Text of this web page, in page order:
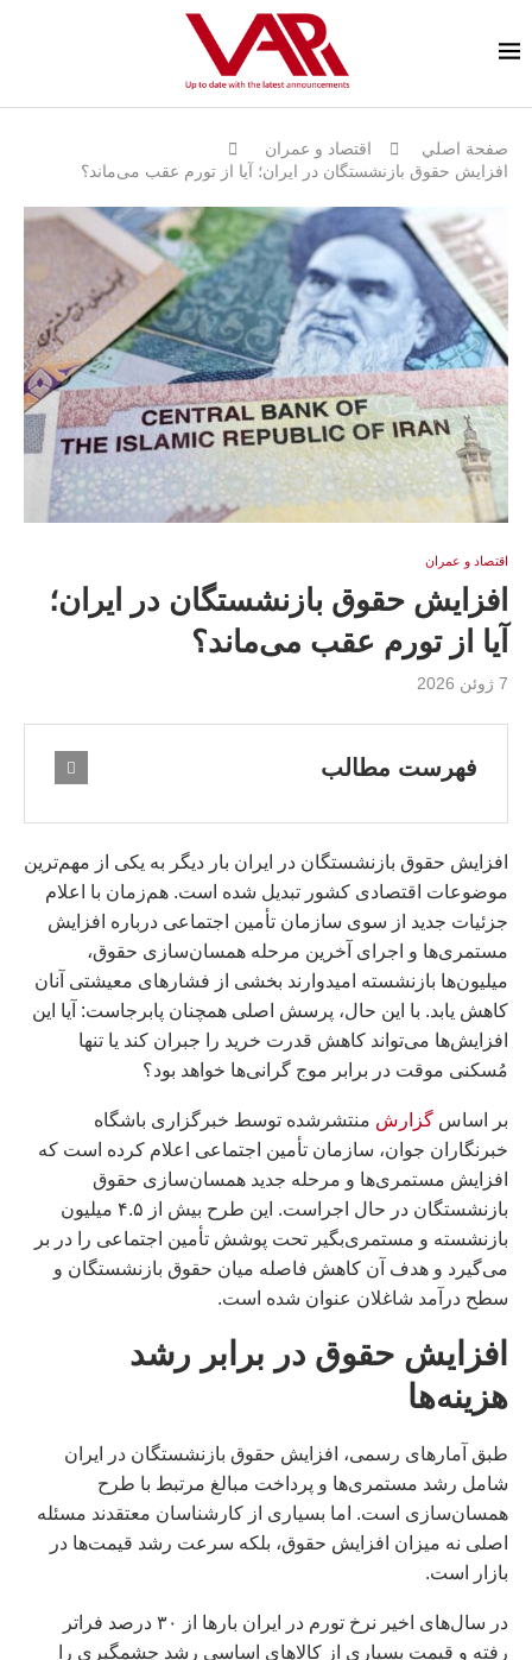
صفحة اصلي
اقتصاد و عمران
افزایش حقوق بازنشستگان در ایران؛ آیا از تورم عقب می‌ماند؟
اقتصاد و عمران
افزایش حقوق بازنشستگان در ایران؛
آیا از تورم عقب می‌ماند؟
7 ژوئن 2026
فهرست مطالب
افزایش حقوق بازنشستگان در ایران بار دیگر به یکی از مهم‌ترین
موضوعات اقتصادی کشور تبدیل شده است. هم‌زمان با اعلام
جزئیات جدید از سوی سازمان تأمین اجتماعی درباره افزایش
مستمری‌ها و اجرای آخرین مرحله همسان‌سازی حقوق،
میلیون‌ها بازنشسته امیدوارند بخشی از فشارهای معیشتی آنان
کاهش یابد. با این حال، پرسش اصلی همچنان پابرجاست: آیا این
افزایش‌ها می‌تواند کاهش قدرت خرید را جبران کند یا تنها
مُسکنی موقت در برابر موج گرانی‌ها خواهد بود؟
بر اساس گزارش منتشرشده توسط خبرگزاری باشگاه
خبرنگاران جوان، سازمان تأمین اجتماعی اعلام کرده است که
افزایش مستمری‌ها و مرحله جدید همسان‌سازی حقوق
بازنشستگان در حال اجراست. این طرح بیش از ۴.۵ میلیون
بازنشسته و مستمری‌بگیر تحت پوشش تأمین اجتماعی را در بر
می‌گیرد و هدف آن کاهش فاصله میان حقوق بازنشستگان و
سطح درآمد شاغلان عنوان شده است.
افزایش حقوق در برابر رشد
هزینه‌ها
طبق آمارهای رسمی، افزایش حقوق بازنشستگان در ایران
شامل رشد مستمری‌ها و پرداخت مبالغ مرتبط با طرح
همسان‌سازی است. اما بسیاری از کارشناسان معتقدند مسئله
اصلی نه میزان افزایش حقوق، بلکه سرعت رشد قیمت‌ها در
بازار است.
در سال‌های اخیر نرخ تورم در ایران بارها از ۳۰ درصد فراتر
رفته و قیمت بسیاری از کالاهای اساسی رشد چشمگیری را